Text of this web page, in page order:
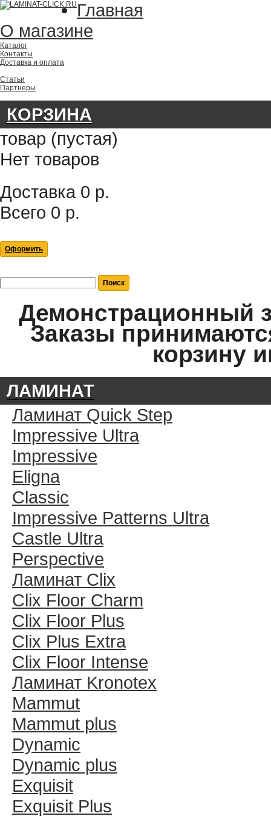
Главная
О магазине
Каталог
Контакты
Доставка и оплата
Статьи
Партнеры
КОРЗИНА
товар (пустая)
Нет товаров
Доставка 0 р.
Всего 0 р.
Оформить
Демонстрационный
Заказы
корзину
ЛАМИНАТ
Ламинат Quick Step
Impressive Ultra
Impressive
Eligna
Classic
Impressive Patterns Ultra
Castle Ultra
Perspective
Ламинат Clix
Clix Floor Charm
Clix Floor Plus
Clix Plus Extra
Clix Floor Intense
Ламинат Kronotex
Mammut
Mammut plus
Dynamic
Dynamic plus
Exquisit
Exquisit Plus